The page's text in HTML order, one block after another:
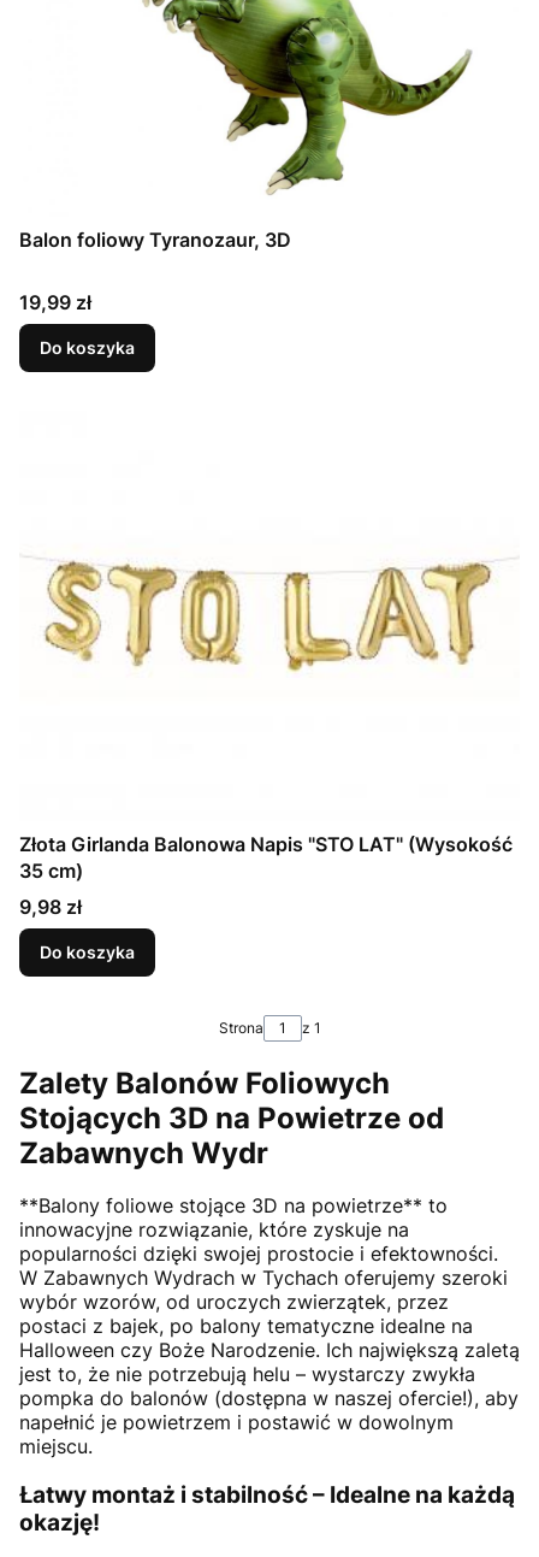
Balon foliowy Tyranozaur, 3D
Cena
19,99 zł
Do koszyka
Złota Girlanda Balonowa Napis "STO LAT" (Wysokość
35 cm)
Cena
9,98 zł
Do koszyka
Strona z 1
Zalety Balonów Foliowych
Stojących 3D na Powietrze od
Zabawnych Wydr
**Balony foliowe stojące 3D na powietrze** to
innowacyjne rozwiązanie, które zyskuje na
popularności dzięki swojej prostocie i efektowności.
W Zabawnych Wydrach w Tychach oferujemy szeroki
wybór wzorów, od uroczych zwierzątek, przez
postaci z bajek, po balony tematyczne idealne na
Halloween czy Boże Narodzenie. Ich największą zaletą
jest to, że nie potrzebują helu – wystarczy zwykła
pompka do balonów (dostępna w naszej ofercie!), aby
napełnić je powietrzem i postawić w dowolnym
miejscu.
Łatwy montaż i stabilność – Idealne na każdą
okazję!